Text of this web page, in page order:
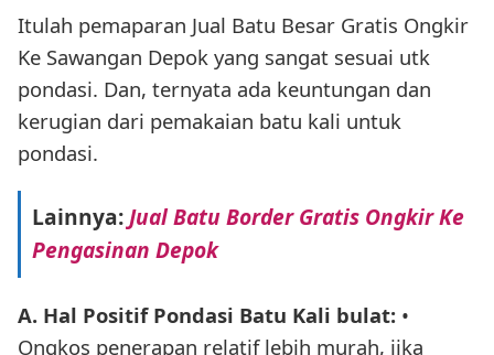
Itulah pemaparan Jual Batu Besar Gratis Ongkir
Ke Sawangan Depok yang sangat sesuai utk
pondasi. Dan, ternyata ada keuntungan dan
kerugian dari pemakaian batu kali untuk
pondasi.
Lainnya:Jual Batu Border Gratis Ongkir Ke
Pengasinan Depok
A. Hal Positif Pondasi Batu Kali bulat: •
Ongkos penerapan relatif lebih murah, jika